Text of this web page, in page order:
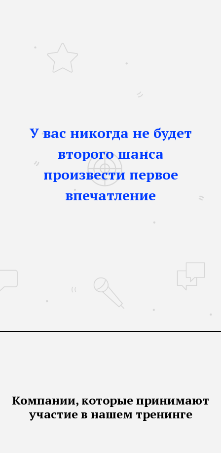
У вас никогда не будет
второго шанса
произвести первое
впечатление
Компании, которые принимают
участие в нашем тренинге